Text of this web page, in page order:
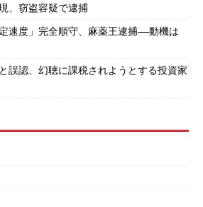
、窃盗容疑で逮捕
速度」完全順守、麻薬王逮捕――動機は
誤認、幻聴に課税されようとする投資家